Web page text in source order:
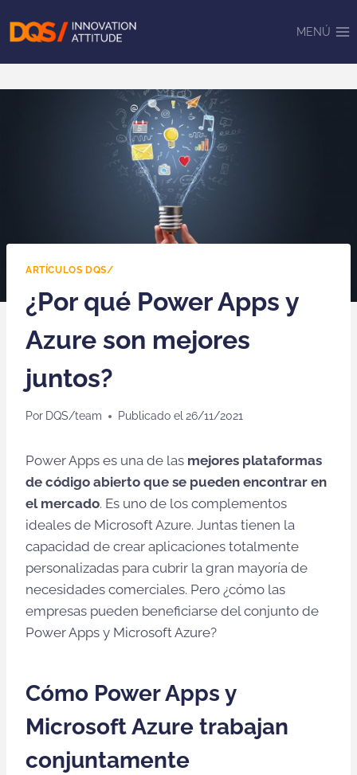
MENÚ
ARTÍCULOS DQS/
¿Por qué Power Apps y
Azure son mejores
juntos?
Por DQS/team Publicado el 26/11/2021
Power Apps es una de las mejores plataformas
de código abierto que se pueden encontrar en
el mercado. Es uno de los complementos
ideales de Microsoft Azure. Juntas tienen la
capacidad de crear aplicaciones totalmente
personalizadas para cubrir la gran mayoría de
necesidades comerciales. Pero ¿cómo las
empresas pueden beneficiarse del conjunto de
Power Apps y Microsoft Azure?
Cómo Power Apps y
Microsoft Azure trabajan
conjuntamente